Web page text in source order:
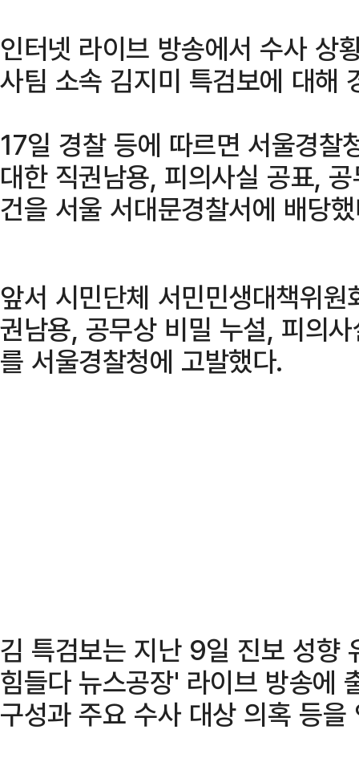
인터넷 라이브 방송에서 수사 상
사팀 소속 김지미 특검보에 대해
17일 경찰 등에 따르면 서울경
대한 직권남용, 피의사실 공표,
건을 서울 서대문경찰서에 배당
앞서 시민단체 서민민생대책위
권남용, 공무상 비밀 누설, 피의
를 서울경찰청에 고발했다.
김 특검보는 지난 9일 진보 성향
힘들다 뉴스공장' 라이브 방송에
구성과 주요 수사 대상 의혹 등을